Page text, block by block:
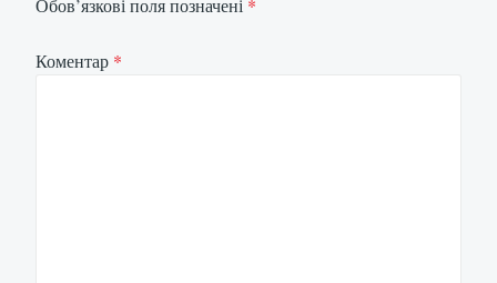
Обов’язкові поля позначені *
Коментар *